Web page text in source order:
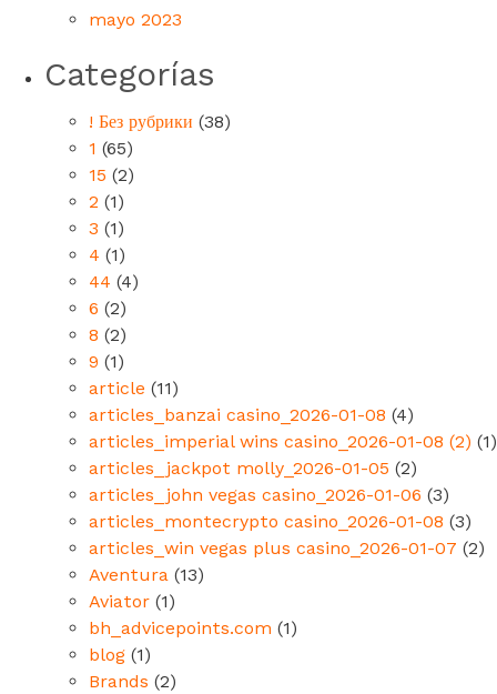
mayo 2023
Categorías
! Без рубрики (38)
1 (65)
15 (2)
2 (1)
3 (1)
4 (1)
44 (4)
6 (2)
8 (2)
9 (1)
article (11)
articles_banzai casino_2026-01-08 (4)
articles_imperial wins casino_2026-01-08 (2) (1)
articles_jackpot molly_2026-01-05 (2)
articles_john vegas casino_2026-01-06 (3)
articles_montecrypto casino_2026-01-08 (3)
articles_win vegas plus casino_2026-01-07 (2)
Aventura (13)
Aviator (1)
bh_advicepoints.com (1)
blog (1)
Brands (2)